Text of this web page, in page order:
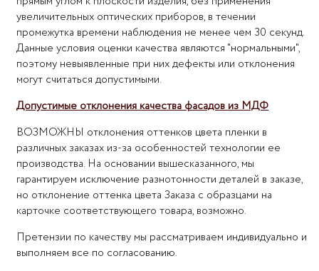
увеличительных оптических приборов, в течении
промежутка времени наблюдения не менее чем 30 секунд.
Данные условия оценки качества являются "нормальными",
поэтому невыявленные при них дефекты или отклонения
могут считаться допустимыми.
Допустимые отклонения качества фасадов из МДФ
ВОЗМОЖНЫ отклонения оттенков цвета пленки в
различных заказах из-за особенностей технологии ее
производства. На основании вышесказанного, мы
гарантируем исключение разнотонности деталей в заказе,
но отклонение оттенка цвета Заказа с образцами на
карточке соответствующего товара, возможно.
Претензии по качеству мы рассматриваем индивидуально и
выполняем все по согласованию.